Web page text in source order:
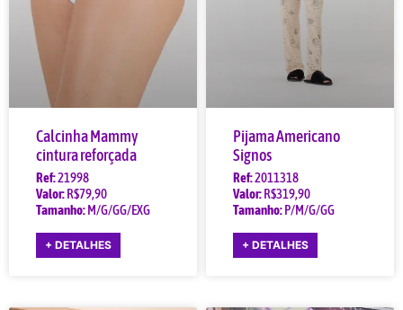
Calcinha Mammy
cintura reforçada
Ref:21998
Valor:R$79,90
Tamanho:M/G/GG/EXG
+ DETALHES
Pijama Americano
Signos
Ref:2011318
Valor:R$319,90
Tamanho:P/M/G/GG
+ DETALHES